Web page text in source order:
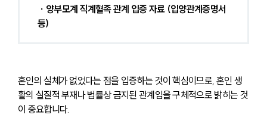
등)
혼인의 실체가 없었다는 점을 입증하는 것이 핵심이므로, 혼인 생
활의 실질적 부재나 법률상 금지된 관계임을 구체적으로 밝히는 것
이 중요합니다.